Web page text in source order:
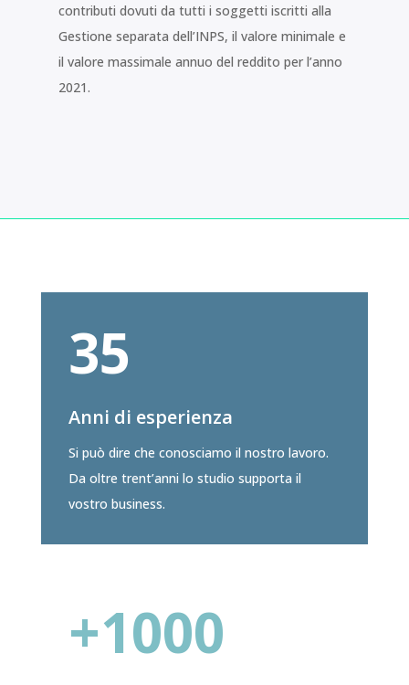
contributi dovuti da tutti i soggetti iscritti alla
Gestione separata dell’INPS, il valore minimale e
il valore massimale annuo del reddito per l’anno
2021.
35
Anni di esperienza
Si può dire che conosciamo il nostro lavoro.
Da oltre trent’anni lo studio supporta il
vostro business.
+1000